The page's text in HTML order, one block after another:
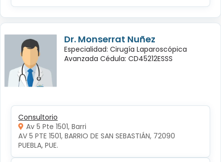
Dr. Monserrat Nuñez
Especialidad: Cirugía Laparoscópica
Avanzada Cédula: CD45212ESSS
Consultorio
Av 5 Pte 1501, Barri
AV 5 PTE 1501, BARRIO DE SAN SEBASTIÁN, 72090
PUEBLA, PUE.